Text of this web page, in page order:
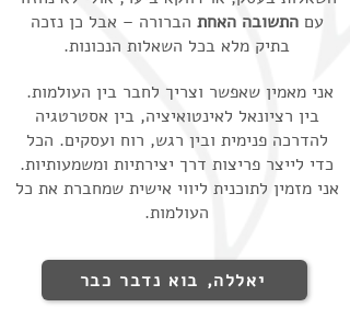
עםהתשובה האחת הברורה – אבל כן נזכה
בתיק מלא בכל השאלות הנכונות.
אני מאמין שאפשר וצריך לחבר בין העולמות.
בין רציונאל לאינטואיציה, בין אסטרטגיה
להדרכה פנימית ובין רגש, רוח ועסקים. הכל
כדי לייצר פריצות דרך יצירתיות ומשמעותיות.
אני מזמין לתוכנית ליווי אישית שמחברת את כל
העולמות.
יאללה, בוא נדבר כבר